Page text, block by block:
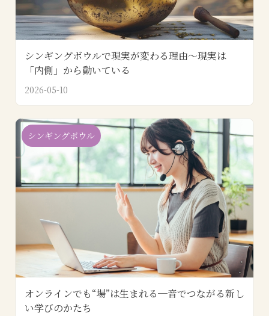
シンギングボウルで現実が変わる理由～現実は
「内側」から動いている
2026-05-10
シンギングボウル
オンラインでも“場”は生まれる─音でつながる新し
い学びのかたち